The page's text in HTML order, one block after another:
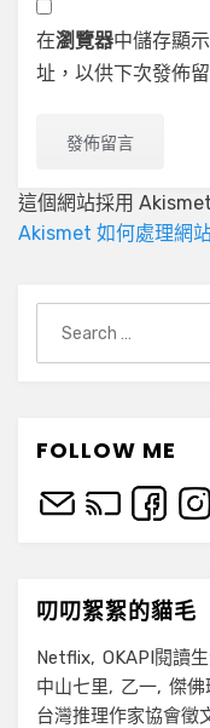
在瀏覽器中儲存顯
址，以供下次發佈
這個網站採用
Akismet 如何處理網
for:
FOLLOW ME
叨叨絮絮的貓毛
Netflix OKAPI閱讀
中山七里
乙一 傑佛
台灣推理作家協會徵